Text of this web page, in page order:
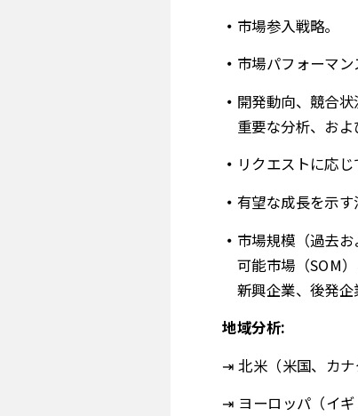
市場参入戦略。
市場パフォーマン
開発動向、競合
重要な分析、およ
リクエストに応
有望な成長を示す
市場規模（過去
可能市場（SOM
新興企業、後発企
地域分析:
⇥ 北米（米国、カナ
⇥ ヨーロッパ（イギ